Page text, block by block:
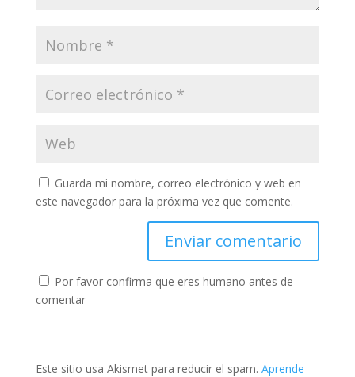
Guarda mi nombre, correo electrónico y web en
este navegador para la próxima vez que comente.
Por favor confirma que eres humano antes de
comentar
Este sitio usa Akismet para reducir el spam. Aprende